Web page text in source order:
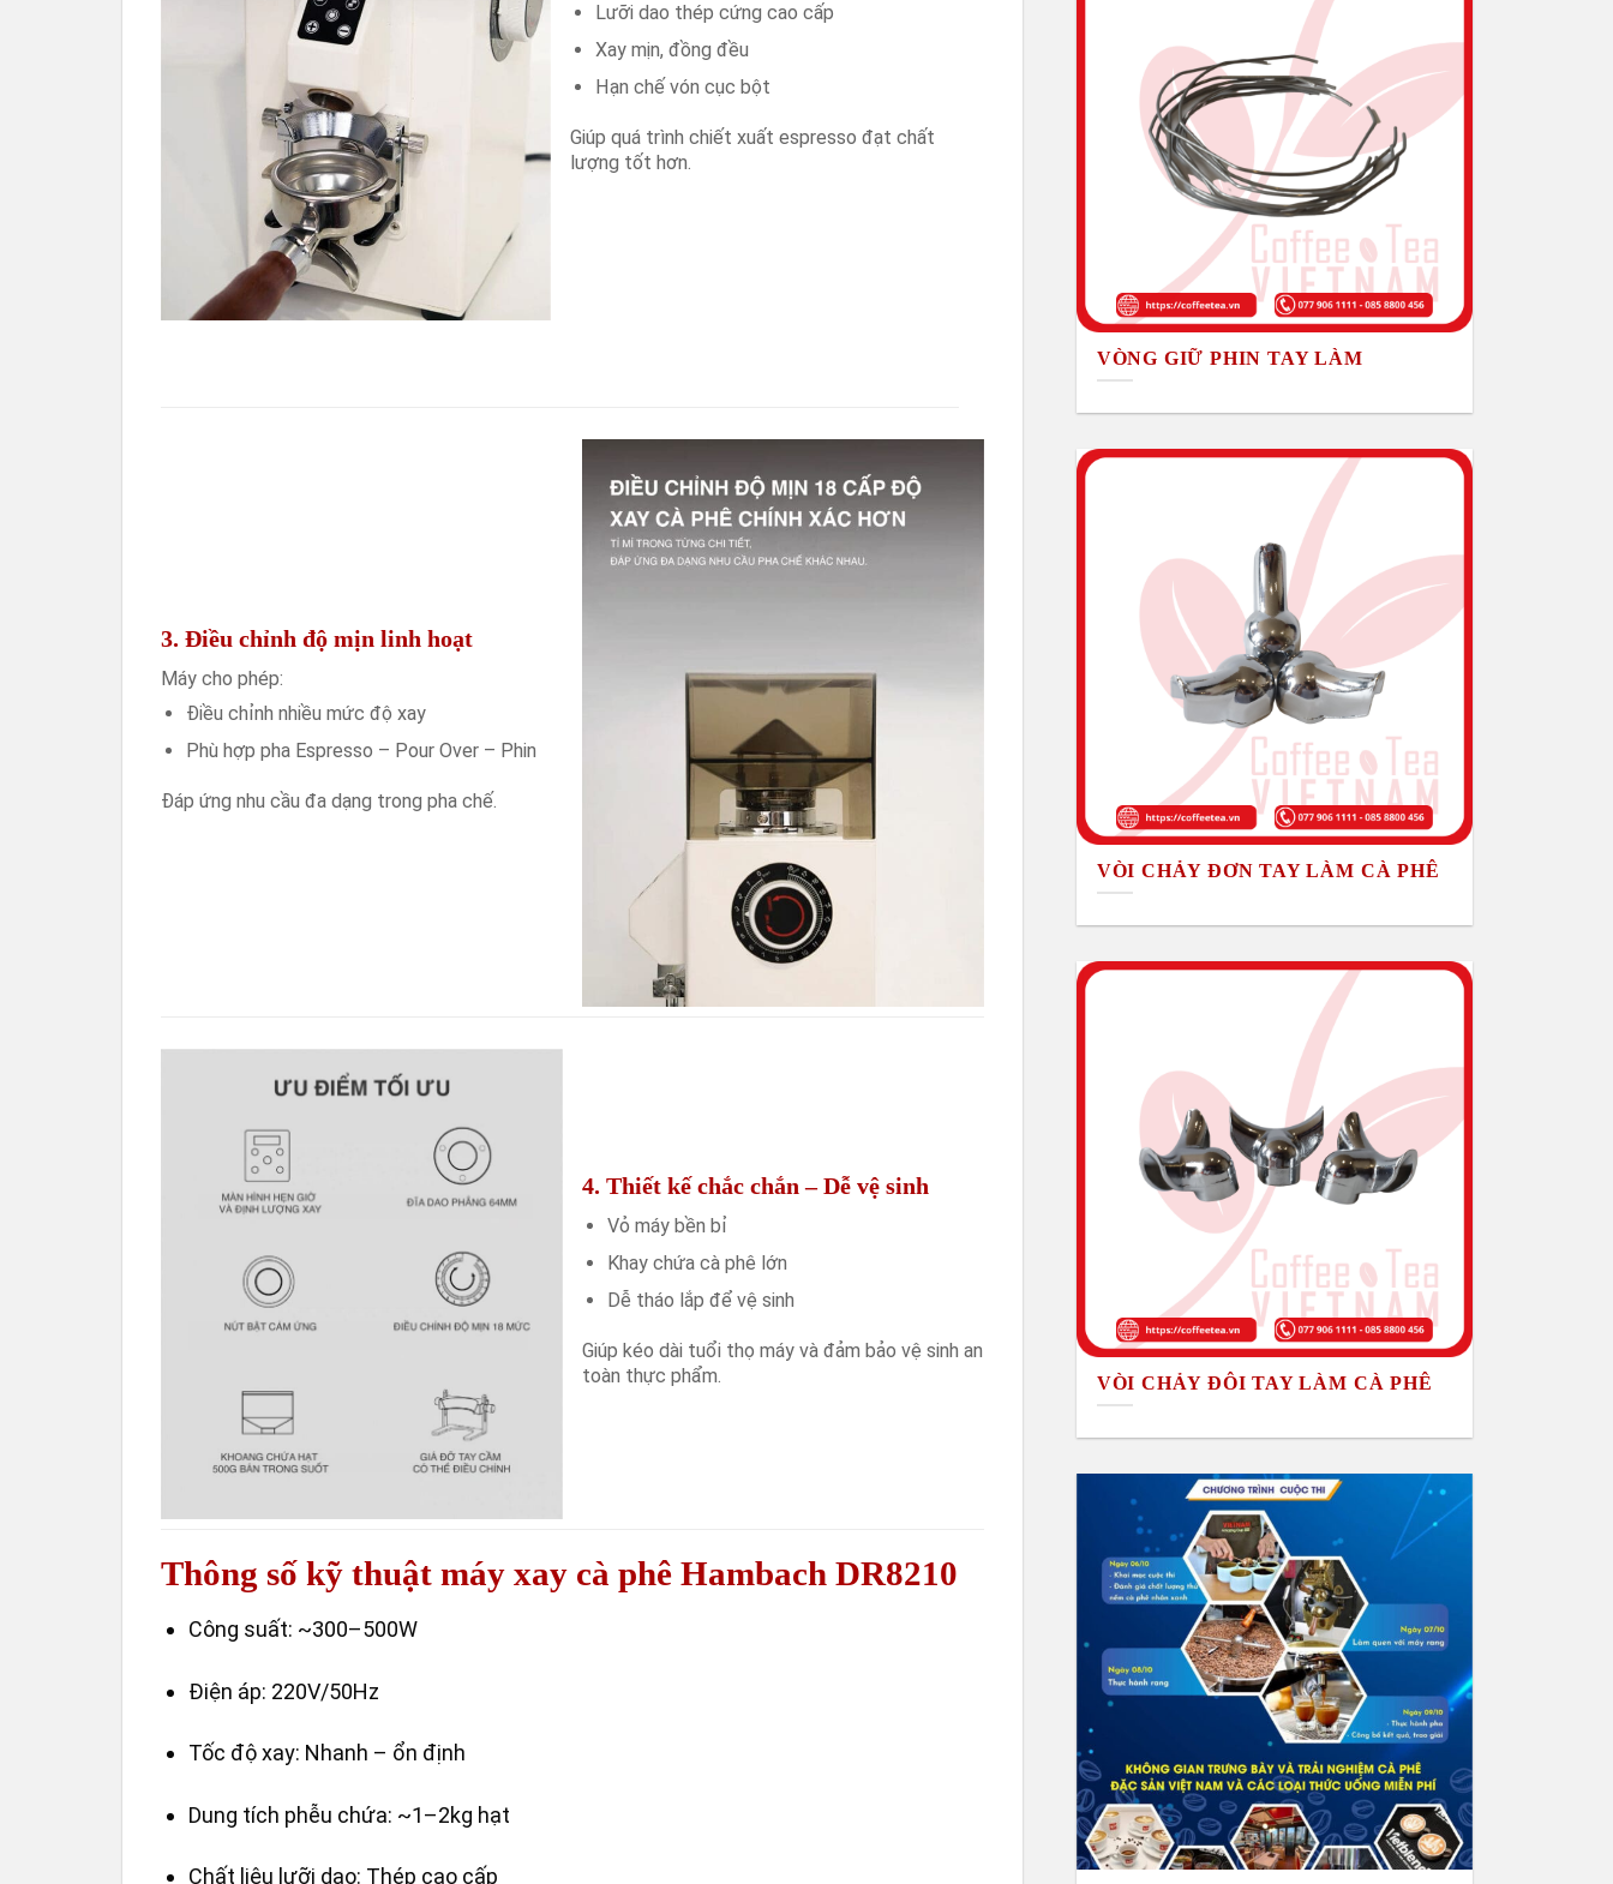
Lưỡi dao thép cứng cao cấp
Xay mịn, đồng đều
Hạn chế vón cục bột
Giúp quá trình chiết xuất espresso đạt chất
lượng tốt hơn.
3. Điều chỉnh độ mịn linh hoạt
Máy cho phép:
Điều chỉnh nhiều mức độ xay
Phù hợp pha Espresso – Pour Over – Phin
Đáp ứng nhu cầu đa dạng trong pha chế.
4. Thiết kế chắc chắn – Dễ vệ sinh
Vỏ máy bền bỉ
Khay chứa cà phê lớn
Dễ tháo lắp để vệ sinh
Giúp kéo dài tuổi thọ máy và đảm bảo vệ sinh an
toàn thực phẩm.
Thông số kỹ thuật máy xay cà phê Hambach DR8210
Công suất: ~300–500W
Điện áp: 220V/50Hz
Tốc độ xay: Nhanh – ổn định
Dung tích phễu chứa: ~1–2kg hạt
Chất liệu lưỡi dao: Thép cao cấp
VÒNG GIỮ PHIN TAY LÀM
VÒI CHẢY ĐƠN TAY LÀM CÀ PHÊ
VÒI CHẢY ĐÔI TAY LÀM CÀ PHÊ